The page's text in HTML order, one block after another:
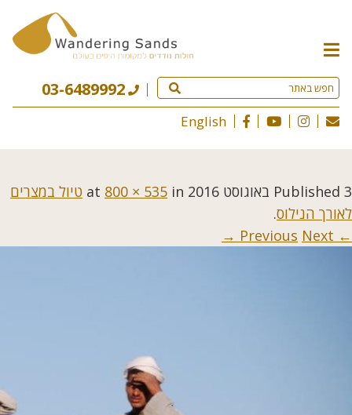
תפריט
האתר
03-6489992
English
Published 3 באוגוסט 2016 800 × 535 in
טיול במצרים
לאורך הנילוס.
← Previous
Next →